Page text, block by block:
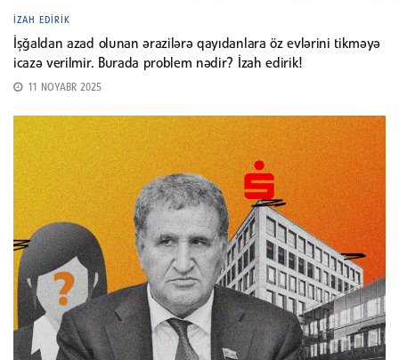
İZAH EDIRIK
İşğaldan azad olunan ərazilərə qayıdanlara öz evlərini tikməyə
icazə verilmir. Burada problem nədir? İzah edirik!
11 NOYABR 2025